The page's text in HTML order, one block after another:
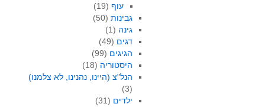
עוף (19)
גבינות(50)
גינה (1)
דגים (49)
הגיגים (99)
היסטוריה (18)
הנל"צ (היינו, נהנינו, לא צלמנו)
(3)
ילדים (31)